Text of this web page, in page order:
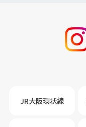
JR大阪環状線